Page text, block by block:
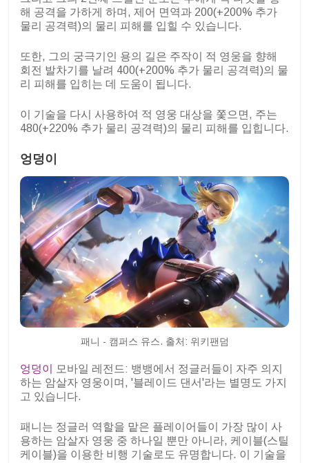
해 공격을 가하게 하며, 제어 면역과 200(+200% 추가
물리 공격력)의 물리 피해를 입힐 수 있습니다.
또한, 그의 궁극기인 용의 길은 주작이 적 영웅을 향해
회전 발차기를 날려 400(+200% 추가 물리 공격력)의 물
리 피해를 입히는 데 도움이 됩니다.
이 기술을 다시 사용하여 적 영웅 대상을 쫓으면, 주는
480(+220% 추가 물리 공격력)의 물리 피해를 입힙니다.
엉덩이
패니 - 캠퍼스 유스. 출처: 위키팬덤
엉덩이
모바일 레전드: 뱅뱅에서 정글러들이 자주 의지
하는 암살자 영웅이며, '블레이드 댄서'라는 별명도 가지
고 있습니다.
패니는 정글러 역할을 맡은 플레이어들이 가장 많이 사
용하는 암살자 영웅 중 하나일 뿐만 아니라, 케이블(스틸
케이블)을 이용한 비행 기술로도 유명합니다. 이 기술을